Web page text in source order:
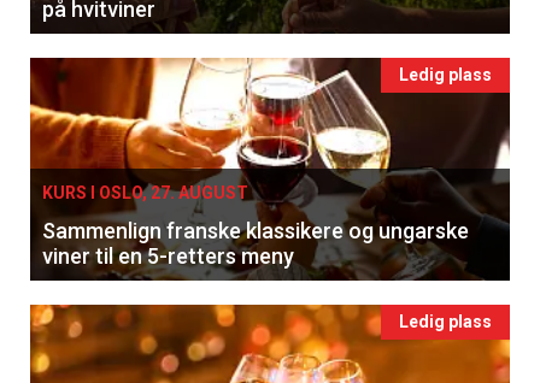
på hvitviner
Ledig plass
KURS I OSLO, 27. AUGUST
Sammenlign franske klassikere og ungarske
viner til en 5-retters meny
Ledig plass